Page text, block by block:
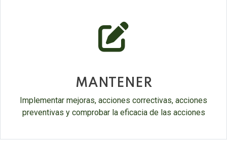
fa-
MANTENER
Implementar mejoras, acciones correctivas, acciones
preventivas y comprobar la eficacia de las acciones